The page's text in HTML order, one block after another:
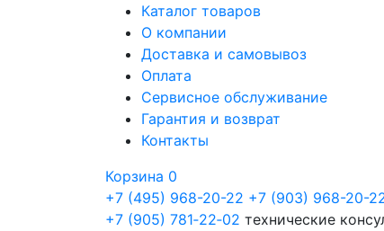
Каталог товаров
О компании
Доставка и самовывоз
Оплата
Сервисное обслуживание
Гарантия и возврат
Контакты
Корзина 0
+7 (495) 968-20-22 +7 (903) 968-20-
+7 (905) 781‑22‑02 технические